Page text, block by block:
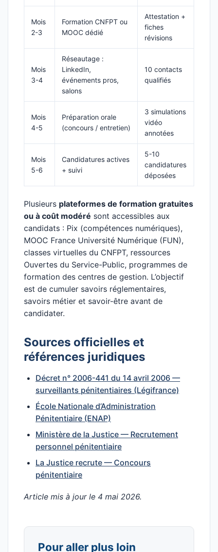
Mois
2-3
Formation CNFPT ou
MOOC dédié
Attestation +
fiches
révisions
Mois
3-4
Réseautage :
LinkedIn,
événements pros,
salons
10 contacts
qualifiés
Mois
4-5
Préparation orale
(concours / entretien)
3 simulations
vidéo
annotées
Mois
5-6
Candidatures actives
+ suivi
5-10
candidatures
déposées
Plusieurs plateformes de formation gratuites
ou à coût modéré sont accessibles aux
candidats : Pix (compétences numériques),
MOOC France Université Numérique (FUN),
classes virtuelles du CNFPT, ressources
Ouvertes du Service-Public, programmes de
formation des centres de gestion. L’objectif
est de cumuler savoirs réglementaires,
savoirs métier et savoir-être avant de
candidater.
Sources officielles et
références juridiques
Décret n° 2006-441 du 14 avril 2006 —
surveillants pénitentiaires (Légifrance)
École Nationale d’Administration
Pénitentiaire (ENAP)
Ministère de la Justice — Recrutement
personnel pénitentiaire
La Justice recrute — Concours
pénitentiaire
Article mis à jour le 4 mai 2026.
Pour aller plus loin